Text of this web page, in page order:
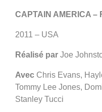
CAPTAIN AMERICA –
2011 – USA
Réalisé par Joe
Avec Chris Evans,
Tommy Lee Jones,
Stanley Tucci